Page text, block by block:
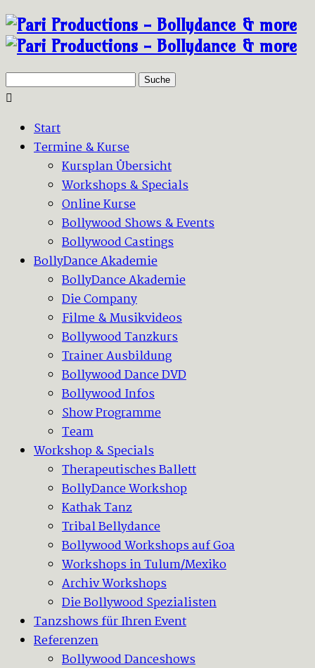
Suche
Start
Termine & Kurse
Kursplan Übersicht
Workshops & Specials
Online Kurse
Bollywood Shows & Events
Bollywood Castings
BollyDance Akademie
BollyDance Akademie
Die Company
Filme & Musikvideos
Bollywood Tanzkurs
Trainer Ausbildung
Bollywood Dance DVD
Bollywood Infos
Show Programme
Team
Workshop & Specials
Therapeutisches Ballett
BollyDance Workshop
Kathak Tanz
Tribal Bellydance
Bollywood Workshops auf Goa
Workshops in Tulum/Mexiko
Archiv Workshops
Die Bollywood Spezialisten
Tanzshows für Ihren Event
Referenzen
Bollywood Danceshows